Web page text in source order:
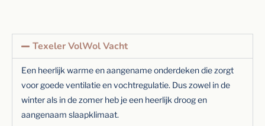
Texeler VolWol Vacht
Een heerlijk warme en aangename onderdeken die zorgt
voor goede ventilatie en vochtregulatie. Dus zowel in de
winter als in de zomer heb je een heerlijk droog en
aangenaam slaapklimaat.